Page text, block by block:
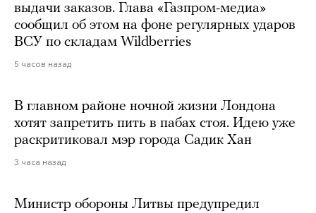
выдачи заказов. Глава «Газпром-медиа»
сообщил об этом на фоне регулярных ударов
ВСУ по складам Wildberries
5 часов назад
В главном районе ночной жизни Лондона
хотят запретить пить в пабах стоя. Идею уже
раскритиковал мэр города Садик Хан
3 часа назад
Министр обороны Литвы предупредил